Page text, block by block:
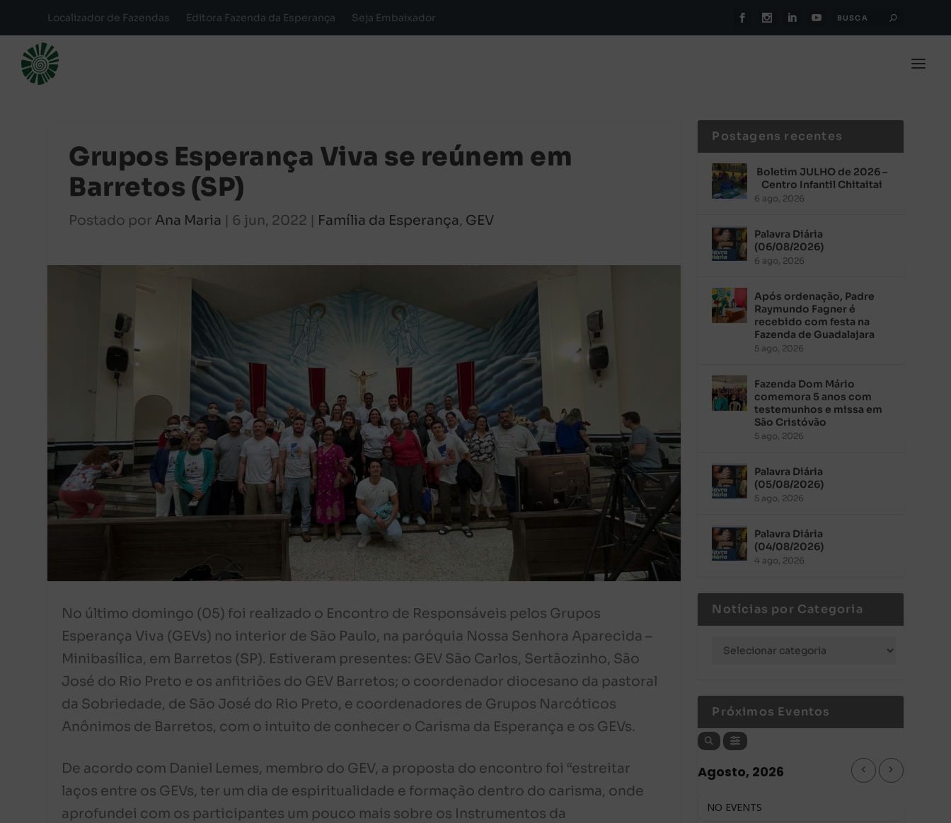
Localizador de Fazendas Editora Fazenda da Esperança Seja Embaixador
Grupos Esperança Viva se reúnem em
Barretos (SP)
Postado por Ana Maria | 6 jun, 2022 | Família da Esperança, GEV
No último domingo (05) foi realizado o Encontro de Responsáveis pelos Grupos
Esperança Viva (GEVs) no interior de São Paulo, na paróquia Nossa Senhora Aparecida –
Minibasílica, em Barretos (SP). Estiveram presentes: GEV São Carlos, Sertãozinho, São
José do Rio Preto e os anfitriões do GEV Barretos; o coordenador diocesano da pastoral
da Sobriedade, de São José do Rio Preto, e coordenadores de Grupos Narcóticos
Anônimos de Barretos, com o intuito de conhecer o Carisma da Esperança e os GEVs.
De acordo com Daniel Lemes, membro do GEV, a proposta do encontro foi “estreitar
laços entre os GEVs, ter um dia de espiritualidade e formação dentro do carisma, onde
aprofundei com os participantes um pouco mais sobre os Instrumentos da
Postagens recentes
Boletim JULHO de 2026 –
Centro Infantil Chitaitai
6 ago, 2026
Palavra Diária
(06/08/2026)
6 ago, 2026
Após ordenação, Padre
Raymundo Fagner é
recebido com festa na
Fazenda de Guadalajara
5 ago, 2026
Fazenda Dom Mário
comemora 5 anos com
testemunhos e missa em
São Cristóvão
5 ago, 2026
Palavra Diária
(05/08/2026)
5 ago, 2026
Palavra Diária
(04/08/2026)
4 ago, 2026
Notícias por Categoria
Próximos Eventos
Agosto, 2026
NO EVENTS